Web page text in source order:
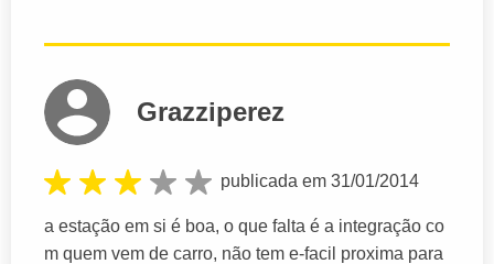
Grazziperez
publicada em 31/01/2014
a estação em si é boa, o que falta é a integração co
m quem vem de carro, não tem e-facil proxima para